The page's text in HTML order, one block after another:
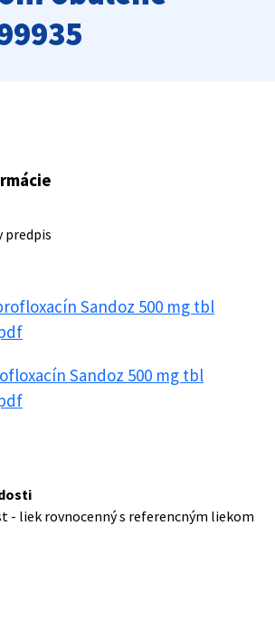
predpis
Sandoz 500 mg tbl
Sandoz 500 mg tbl
- liek rovnocenný s referencným liekom